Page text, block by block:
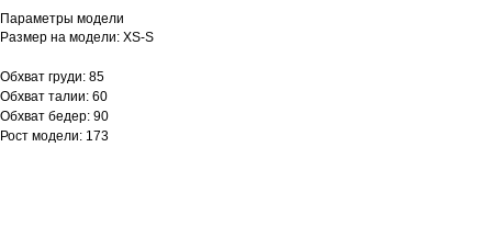
Параметры модели
Размер на модели: XS-S
Обхват груди: 85
Обхват талии: 60
Обхват бедер: 90
Рост модели: 173